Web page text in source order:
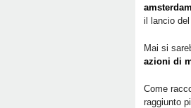
il lancio
Mai si
azioni di
Come
raggiunto